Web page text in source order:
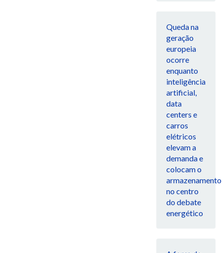
Queda na
geração
europeia
ocorre
enquanto
inteligência
artificial,
data
centers e
carros
elétricos
elevam a
demanda e
colocam o
armazenamento
no centro
do debate
energético